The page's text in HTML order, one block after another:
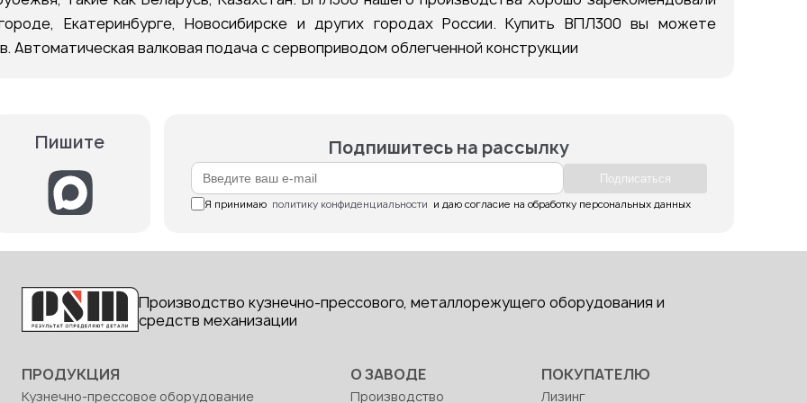
Екатеринбурге, Новосибирске и других городах России. Купить ВПЛ300 вы можете
Автоматическая валковая подача с сервоприводом облегченной конструкции
Пишите Подпишитесь на рассылку
Подпиcаться
Я принимаю политику конфиденциальности
  и даю согласие на обработку персональных данных
Производство кузнечно-прессового, металлорежущего оборудования и
средств механизации
ПРОДУКЦИЯ
Кузнечно-прессовое оборудование
О ЗАВОДЕ
Производство
ПОКУПАТЕЛЮ
Лизинг